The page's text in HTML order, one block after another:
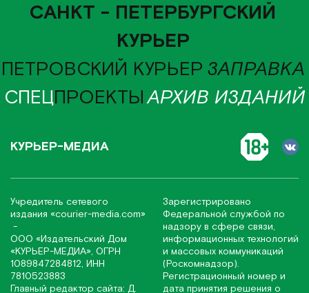
САНКТ - ПЕТЕРБУРГСКИЙ
КУРЬЕР
ПЕТРОВСКИЙ КУРЬЕР ЗАПРАВКА
СПЕЦПРОЕКТЫАРХИВ ИЗДАНИЙ
КУРЬЕР-МЕДИА
Учредитель сетевого
издания «соurier-media.com»
-
ООО «Издательский Дом
«КУРЬЕР-МЕДИА», ОГРН
1089847284812, ИНН
7810523883
Главный редактор сайта: Д.
Зарегистрировано
Федеральной службой по
надзору в сфере связи,
информационных технологий
и массовых коммуникаций
(Роскомнадзор).
Регистрационный номер и
дата принятия решения о